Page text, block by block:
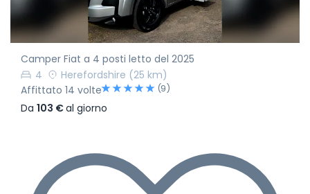
Camper Fiat a 4 posti letto del 2025
4
Herefordshire (25 km)
Affittato 14 volte
(9)
Da 103 €al giorno